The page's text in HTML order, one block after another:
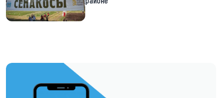
https://t.me/minskctvby